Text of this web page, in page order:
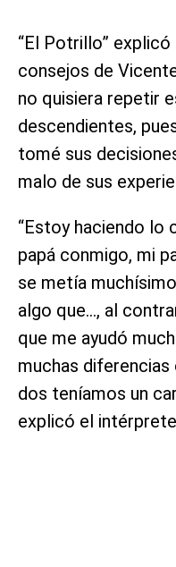
“El Potrillo”
consejos de
no quisiera repetir
descendientes,
tomé sus
malo de sus
“Estoy haciendo lo
papá conmigo, mi
se metía
algo que…, al
que me ayudó
muchas
dos teníamos un
explicó el intérprete